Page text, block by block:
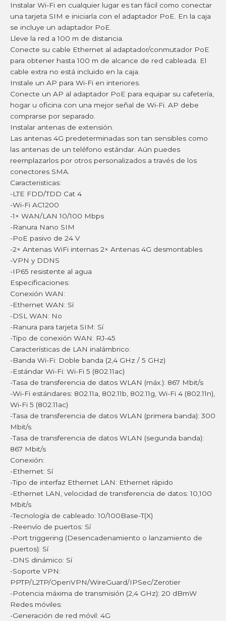
Instalar Wi-Fi en cualquier lugar es tan fácil como conectar
una tarjeta SIM e iniciarla con el adaptador PoE. En la caja
se incluye un adaptador PoE.
Lleve la red a 100 m de distancia.
Conecte su cable Ethernet al adaptador/conmutador PoE
para obtener hasta 100 m de alcance de red cableada. El
cable extra no está incluido en la caja.
Instale un AP para Wi-Fi en interiores.
Conecte un AP al adaptador PoE para equipar su cafetería,
hogar u oficina con una mejor señal de Wi-Fi. AP debe
comprarse por separado.
Instalar antenas de extensión.
Las antenas 4G predeterminadas son tan sensibles como
las antenas de un teléfono estándar. Aún puedes
reemplazarlos por otros personalizados a través de los
conectores SMA.
Caracteristicas:
-LTE FDD/TDD Cat 4
-Wi-Fi AC1200
-1× WAN/LAN 10/100 Mbps
-Ranura Nano SIM
-PoE pasivo de 24 V
-2× Antenas WiFi internas 2× Antenas 4G desmontables
-VPN y DDNS
-IP65 resistente al agua
Especificaciones:
Conexión WAN:
-Ethernet WAN: Sí
-DSL WAN: No
-Ranura para tarjeta SIM: Sí
-Tipo de conexión WAN: RJ-45
Características de LAN inalámbrico:
-Banda Wi-Fi: Doble banda (2,4 GHz / 5 GHz)
-Estándar Wi-Fi: Wi-Fi 5 (802.11ac)
-Tasa de transferencia de datos WLAN (máx.): 867 Mbit/s
-Wi-Fi estándares: 802.11a, 802.11b, 802.11g, Wi-Fi 4 (802.11n),
Wi-Fi 5 (802.11ac)
-Tasa de transferencia de datos WLAN (primera banda): 300
Mbit/s
-Tasa de transferencia de datos WLAN (segunda banda):
867 Mbit/s
Conexión:
-Ethernet: Sí
-Tipo de interfaz Ethernet LAN: Ethernet rápido
-Ethernet LAN, velocidad de transferencia de datos: 10,100
Mbit/s
-Tecnología de cableado: 10/100Base-T(X)
-Reenvío de puertos: Sí
-Port triggering (Desencadenamiento o lanzamiento de
puertos): Sí
-DNS dinámico: Sí
-Soporte VPN:
PPTP/L2TP/OpenVPN/WireGuard/IPSec/Zerotier
-Potencia máxima de transmisión (2,4 GHz): 20 dBmW
Redes móviles:
-Generación de red móvil: 4G